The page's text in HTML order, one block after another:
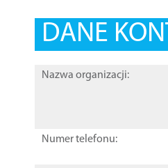
DANE
Nazwa organizacji:
Numer telefonu: